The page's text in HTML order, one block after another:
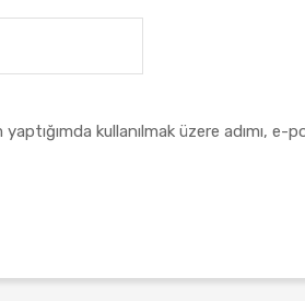
kullanılmak üzere adımı,